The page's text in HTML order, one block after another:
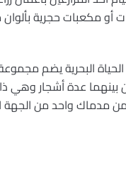
أو مكعبات حجرية
البحرية يضم
بينهما عدة أشجار وهي
مدماك واحد من